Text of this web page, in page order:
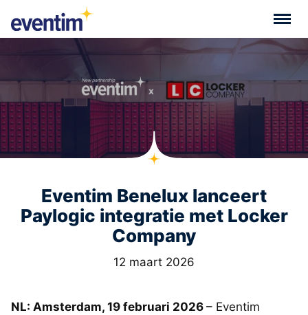
Eventim Benelux lanceert
Paylogic integratie met Locker
Company
12 maart 2026
NL: Amsterdam, 19 februari 2026 – Eventim